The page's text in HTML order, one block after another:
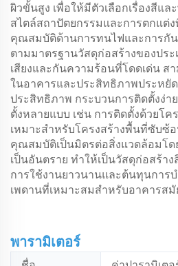
ผิวขั้นสูง เพื่อให้มีตัวเลือกเรื่องสีแ
สไตล์สถาปัตยกรรมและการตกแ
คุณสมบัติด้านการทนไฟและการกัน
ตามมาตรฐานวัสดุก่อสร้างของปร
เสียงและกันความร้อนที่โดดเด่น ส
ในอาคารและประสิทธิภาพประหยั
ประสิทธิภาพ กระบวนการติดตั้งง่า
ตั้งหลายแบบ เช่น การติดตั้งด้วยโ
เหมาะสำหรับโครงสร้างพื้นที่ซับซ้
คุณสมบัติเป็นมิตรต่อสิ่งแวดล้อมโด
เป็นอันตราย ทำให้เป็นวัสดุก่อสร้า
การใช้งานยาวนานและต้นทุนการบ
เพดานที่เหมาะสมสำหรับอาคารส
พารามิเตอร์